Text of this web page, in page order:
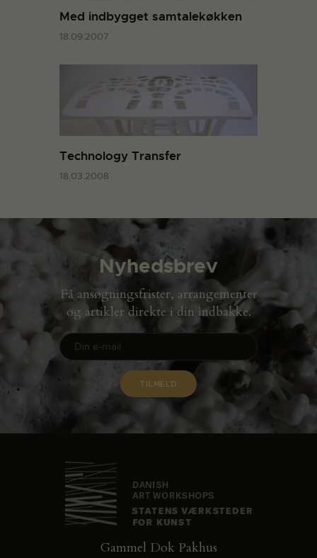
Med indbygget samtalekøkken
18.09.2007
Technology Transfer
18.03.2008
Nyhedsbrev
Få ansøgningsfrister, arrangementer
og artikler direkte i din indbakke.
Gammel Dok Pakhus